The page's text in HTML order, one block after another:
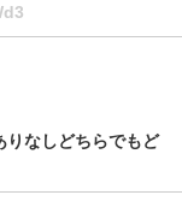
りなしどちらでもど